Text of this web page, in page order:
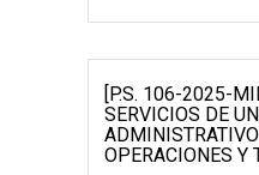
[P.S. 106-2025-
SERVICIOS DE
OPERACIONES Y